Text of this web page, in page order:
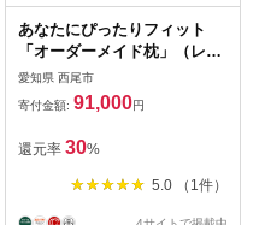
あなたにぴったりフィット
「オーダーメイド枕」（レギ
ュラーサイズ）・T076
愛知県 西尾市
寄付金額: 91,000円
還元率 30%
5.0 （1件）